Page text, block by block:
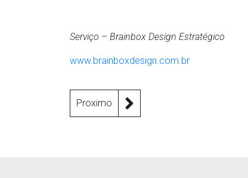
Serviço – Brainbox Design Estratégico
www.brainboxdesign.com.br
Proximo